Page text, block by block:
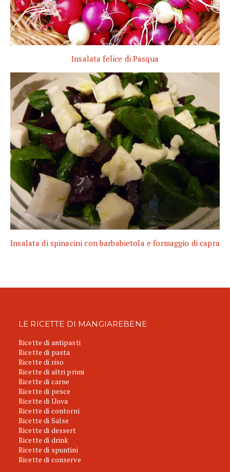
Insalata felice di Pasqua
Insalata di spinacini con barbabietola e formaggio di capra
LE RICETTE DI MANGIAREBENE
Ricette di antipasti
Ricette di pasta
Ricette di riso
Ricette di altri primi
Ricette di carne
Ricette di pesce
Ricette di Uova
Ricette di contorni
Ricette di Salse
Ricette di dessert
Ricette di drink
Ricette di spuntini
Ricette di conserve